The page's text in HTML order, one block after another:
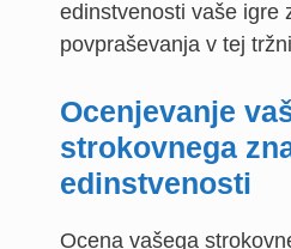
edinstvenosti vaše igre
povpraševanja v tej
Ocenjevanje
strokovnega
edinstvenosti
Ocena vašega